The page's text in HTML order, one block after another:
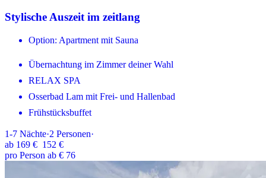
Stylische Auszeit im zeitlang
Option: Apartment mit Sauna
Übernachtung im Zimmer deiner Wahl
RELAX SPA
Osserbad Lam mit Frei- und Hallenbad
Frühstücksbuffet
1-7 Nächte·2 Personen·
ab 169 € 152 €
pro Person ab € 76